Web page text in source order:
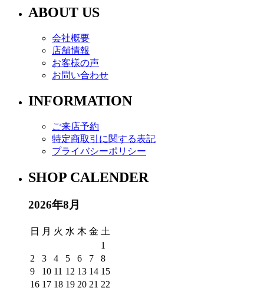
ABOUT US
会社概要
店舗情報
お客様の声
お問い合わせ
INFORMATION
ご来店予約
特定商取引に関する表記
プライバシーポリシー
SHOP CALENDER
2026年8月
日 月 火 水 木 金 土
1
2
3 4 5 6 7
8
9
10 11 12 13 14 15
16 17 18 19 20 21 22